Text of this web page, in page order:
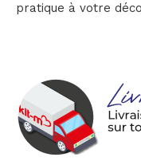
pratique à votre